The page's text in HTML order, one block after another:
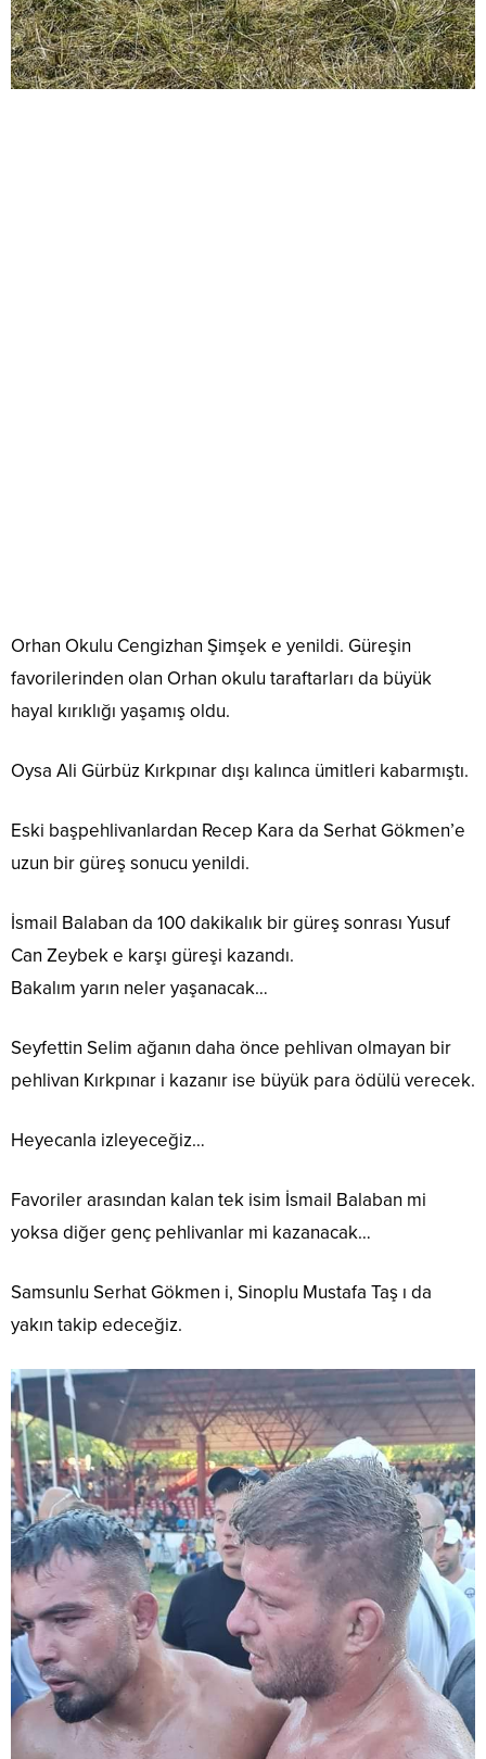
Orhan Okulu Cengizhan Şimşek e yenildi. Güreşin
favorilerinden olan Orhan okulu taraftarları da büyük
hayal kırıklığı yaşamış oldu.
Oysa Ali Gürbüz Kırkpınar dışı kalınca ümitleri kabarmıştı.
Eski başpehlivanlardan Recep Kara da Serhat Gökmen’e
uzun bir güreş sonucu yenildi.
İsmail Balaban da 100 dakikalık bir güreş sonrası Yusuf
Can Zeybek e karşı güreşi kazandı.
Bakalım yarın neler yaşanacak…
Seyfettin Selim ağanın daha önce pehlivan olmayan bir
pehlivan Kırkpınar i kazanır ise büyük para ödülü verecek.
Heyecanla izleyeceğiz…
Favoriler arasından kalan tek isim İsmail Balaban mi
yoksa diğer genç pehlivanlar mi kazanacak…
Samsunlu Serhat Gökmen i, Sinoplu Mustafa Taş ı da
yakın takip edeceğiz.